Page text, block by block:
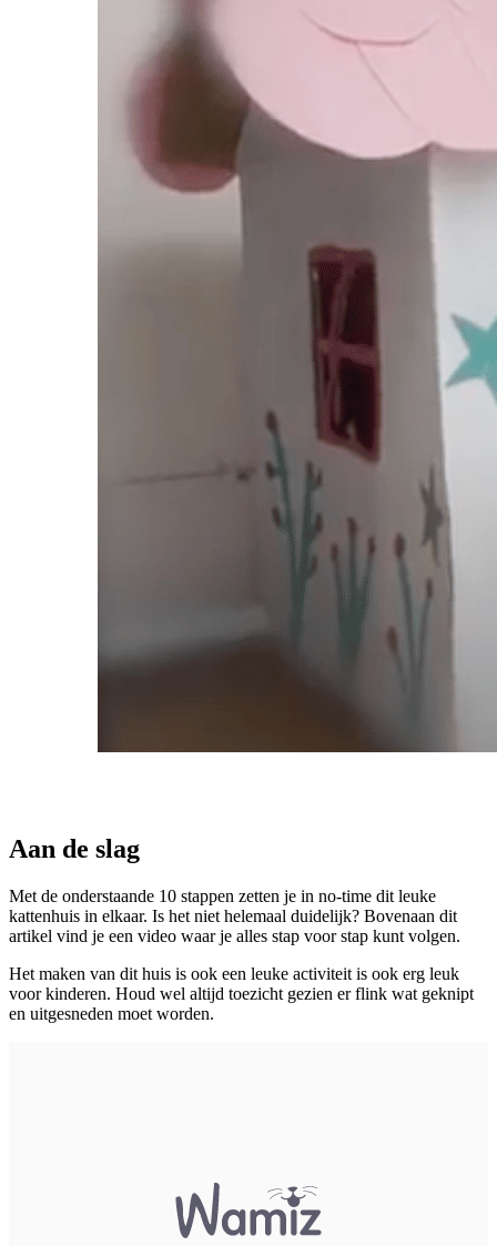
Aan de slag
Met de onderstaande 10 stappen zetten je in no-time dit leuke
kattenhuis in elkaar. Is het niet helemaal duidelijk? Bovenaan dit
artikel vind je een video waar je alles stap voor stap kunt volgen.
Het maken van dit huis is ook een leuke activiteit is ook erg leuk
voor kinderen. Houd wel altijd toezicht gezien er flink wat geknipt
en uitgesneden moet worden.